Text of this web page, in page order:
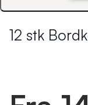
12 stk